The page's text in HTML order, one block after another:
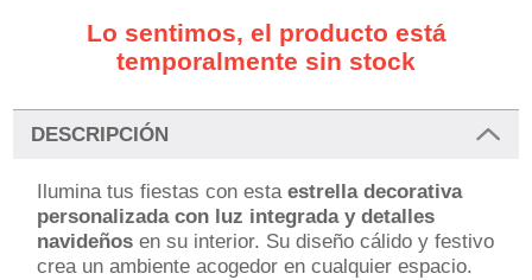
Lo sentimos, el producto está
temporalmente sin stock
DESCRIPCIÓN
Ilumina tus fiestas con estaestrella decorativa
personalizada con luz integrada y detalles
navideños en su interior. Su diseño cálido y festivo
crea un ambiente acogedor en cualquier espacio.